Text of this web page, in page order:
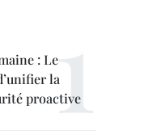
: Le
la
proactive